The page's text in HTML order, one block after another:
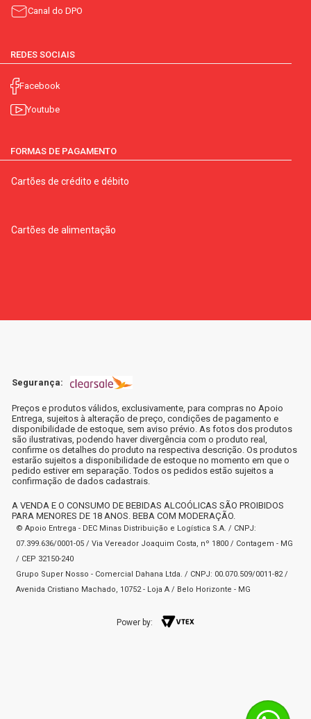
Canal do DPO
REDES SOCIAIS
Facebook
Youtube
FORMAS DE PAGAMENTO
Cartões de crédito e débito
Cartões de alimentação
Segurança:
Preços e produtos válidos, exclusivamente, para compras no Apoio
Entrega, sujeitos à alteração de preço, condições de pagamento e
disponibilidade de estoque, sem aviso prévio. As fotos dos produtos
são ilustrativas, podendo haver divergência com o produto real,
confirme os detalhes do produto na respectiva descrição. Os produtos
estarão sujeitos a disponibilidade de estoque no momento em que o
pedido estiver em separação. Todos os pedidos estão sujeitos a
confirmação de dados cadastrais.
A VENDA E O CONSUMO DE BEBIDAS ALCOÓLICAS SÃO PROIBIDOS
PARA MENORES DE 18 ANOS. BEBA COM MODERAÇÃO.
© Apoio Entrega - DEC Minas Distribuição e Logística S.A. / CNPJ:
07.399.636/0001-05 / Via Vereador Joaquim Costa, nº 1800 / Contagem - MG
/ CEP 32150-240
Grupo Super Nosso - Comercial Dahana Ltda. / CNPJ: 00.070.509/0011-82 /
Avenida Cristiano Machado, 10752 - Loja A / Belo Horizonte - MG
Power by: